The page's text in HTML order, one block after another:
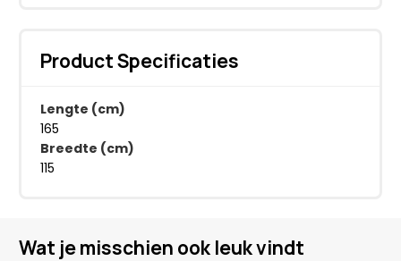
Product Specificaties
Lengte (cm)
165
Breedte (cm)
115
Wat je misschien ook leuk vindt